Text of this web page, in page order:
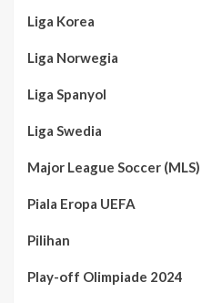
Liga Korea
Liga Norwegia
Liga Spanyol
Liga Swedia
Major League Soccer (MLS)
Piala Eropa UEFA
Pilihan
Play-off Olimpiade 2024